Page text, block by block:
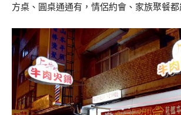
方桌、圓桌通通有，情侶約會、家族聚餐